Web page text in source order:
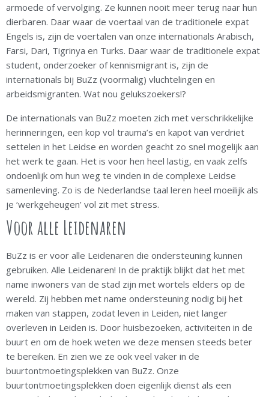
armoede of vervolging. Ze kunnen nooit meer terug naar hun
dierbaren. Daar waar de voertaal van de traditionele expat
Engels is, zijn de voertalen van onze internationals Arabisch,
Farsi, Dari, Tigrinya en Turks. Daar waar de traditionele expat
student, onderzoeker of kennismigrant is, zijn de
internationals bij BuZz (voormalig) vluchtelingen en
arbeidsmigranten. Wat nou gelukszoekers!?
De internationals van BuZz moeten zich met verschrikkelijke
herinneringen, een kop vol trauma’s en kapot van verdriet
settelen in het Leidse en worden geacht zo snel mogelijk aan
het werk te gaan. Het is voor hen heel lastig, en vaak zelfs
ondoenlijk om hun weg te vinden in de complexe Leidse
samenleving. Zo is de Nederlandse taal leren heel moeilijk als
je ‘werkgeheugen’ vol zit met stress.
Voor alle Leidenaren
BuZz is er voor alle Leidenaren die ondersteuning kunnen
gebruiken. Alle Leidenaren! In de praktijk blijkt dat het met
name inwoners van de stad zijn met wortels elders op de
wereld. Zij hebben met name ondersteuning nodig bij het
maken van stappen, zodat leven in Leiden, niet langer
overleven in Leiden is. Door huisbezoeken, activiteiten in de
buurt en om de hoek weten we deze mensen steeds beter
te bereiken. En zien we ze ook veel vaker in de
buurtontmoetingsplekken van BuZz. Onze
buurtontmoetingsplekken doen eigenlijk dienst als een